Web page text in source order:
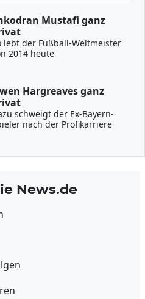
Mustafi ganz
lebt der Fußball-Weltmeister
2014 heute
Hargreaves ganz
schweigt der Ex-Bayern-
nach der Profikarriere
News.de